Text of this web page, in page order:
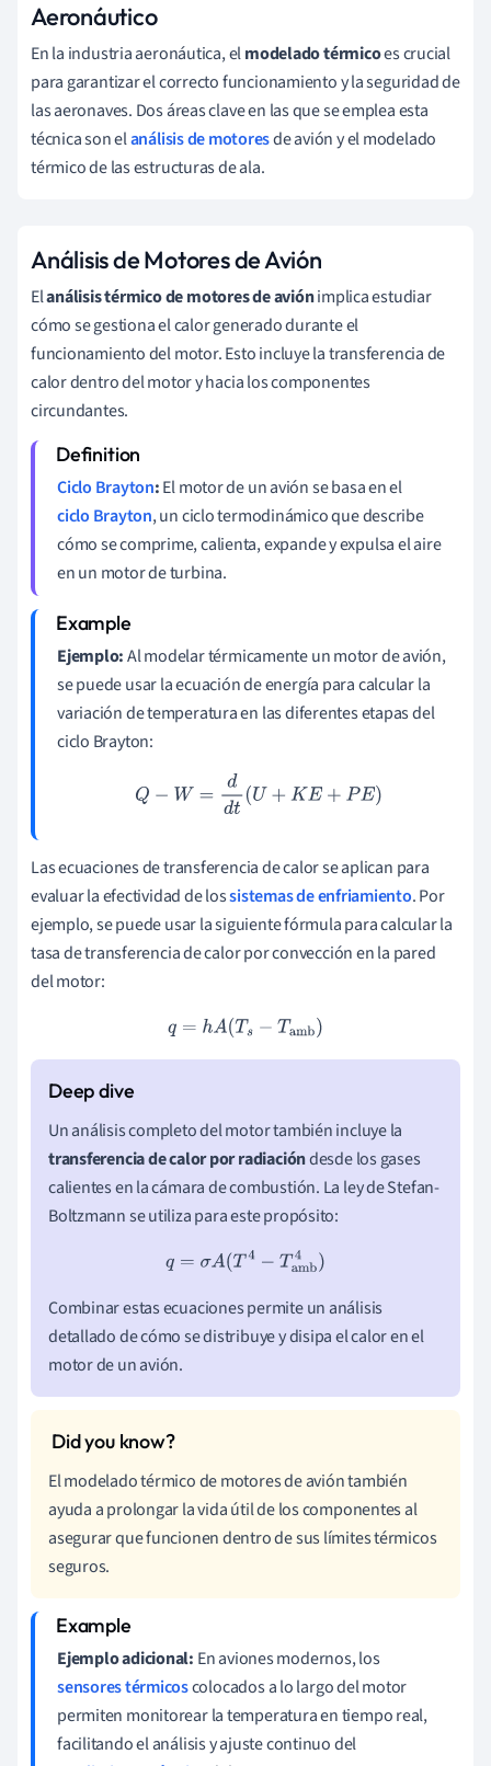
Aeronáutico
En la industria aeronáutica, elmodelado térmicoes crucial
para garantizar el correcto funcionamiento y la seguridad de
las aeronaves. Dos áreas clave en las que se emplea esta
técnica son elanálisis de motoresde avión y el modelado
térmico de las estructuras de ala.
Análisis de Motores de Avión
Elanálisis térmico de motores de aviónimplica estudiar
cómo se gestiona el calor generado durante el
funcionamiento del motor. Esto incluye la transferencia de
calor dentro del motor y hacia los componentes
circundantes.
Ciclo Brayton:El motor de un avión se basa en el
ciclo Brayton, un ciclo termodinámico que describe
cómo se comprime, calienta, expande y expulsa el aire
en un motor de turbina.
Ejemplo:Al modelar térmicamente un motor de avión,
se puede usar la ecuación de energía para calcular la
variación de temperatura en las diferentes etapas del
ciclo Brayton:
Q−W=ddt(U+K E+PE )
Las ecuaciones de transferencia de calor se aplican para
evaluar la efectividad de lossistemas de enfriamiento. Por
ejemplo, se puede usar la siguiente fórmula para calcular la
tasa de transferencia de calor por convección en la pared
del motor:
q =hA(Ts− Tamb)
Un análisis completo del motor también incluye la
transferencia de calor por radiacióndesde los gases
calientes en la cámara de combustión. La ley de Stefan-
Boltzmann se utiliza para este propósito:
q=σA(T4−T amb4)
Combinar estas ecuaciones permite un análisis
detallado de cómo se distribuye y disipa el calor en el
motor de un avión.
El modelado térmico de motores de avión también
ayuda a prolongar la vida útil de los componentes al
asegurar que funcionen dentro de sus límites térmicos
seguros.
Ejemplo adicional: En aviones modernos, los
sensores térmicoscolocados a lo largo del motor
permiten monitorear la temperatura en tiempo real,
facilitando el análisis y ajuste continuo del